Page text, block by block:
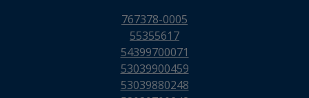
767378-0005
55355617
54399700071
53039900459
53039880248